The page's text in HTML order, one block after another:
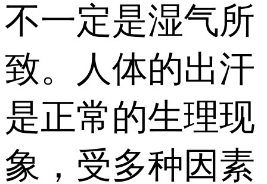
不一定是湿气所
致。人体的出汗
是正常的生理现
象，受多种因素